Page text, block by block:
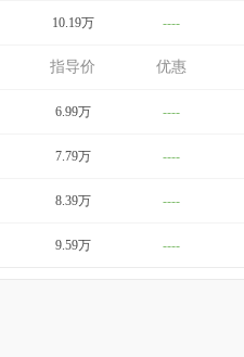
10.19万 ----
指导价 优惠
6.99万 ----
7.79万 ----
8.39万 ----
9.59万 ----